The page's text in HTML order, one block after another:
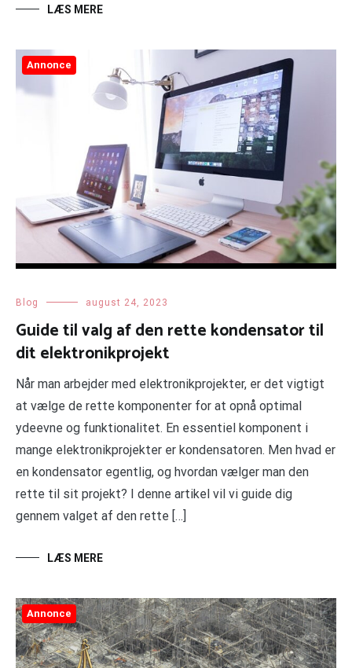
LÆS MERE
Annonce
Blog august 24, 2023
Guide til valg af den rette kondensator til
dit elektronikprojekt
Når man arbejder med elektronikprojekter, er det vigtigt
at vælge de rette komponenter for at opnå optimal
ydeevne og funktionalitet. En essentiel komponent i
mange elektronikprojekter er kondensatoren. Men hvad er
en kondensator egentlig, og hvordan vælger man den
rette til sit projekt? I denne artikel vil vi guide dig
gennem valget af den rette […]
LÆS MERE
Annonce